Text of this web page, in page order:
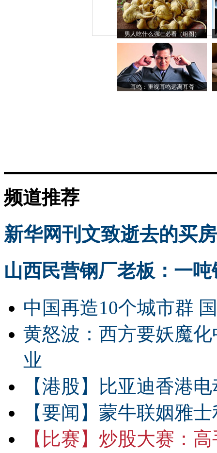
男人吃什么强壮必看（组图）
耳鸣：重视耳鸣远离耳聋
频道推荐
新华网刊文致逝去的买
山西民营钢厂老板：一
中国再造10个城市群
黄怒波：西方要妖魔
业
【港股】
比亚迪香港
【要闻】 蒙牛联姻雅
【比赛】 炒股大赛：高